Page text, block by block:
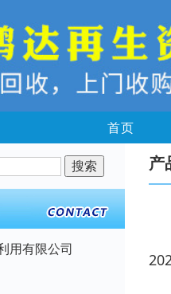
首页
用有限公司
产